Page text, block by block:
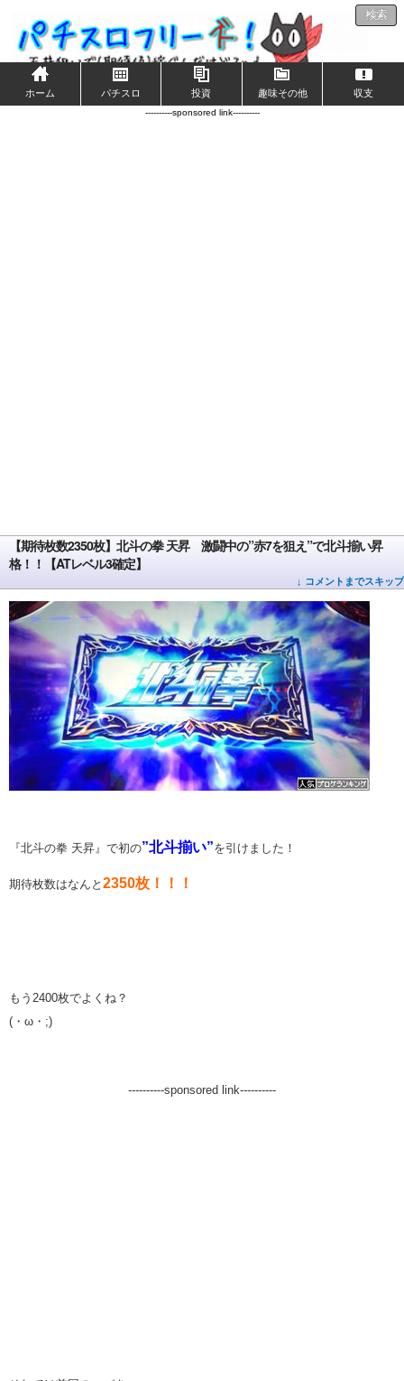
検索
ホーム パチスロ 投資 趣味その他 収支
----------sponsored link----------
【期待枚数2350枚】北斗の拳 天昇 激闘中の”赤7を狙え”で北斗揃い昇
格！！【ATレベル3確定】
↓ コメントまでスキップ
『北斗の拳 天昇』で初の”北斗揃い”を引けました！
期待枚数はなんと 2350枚！！！
もう2400枚でよくね？
(・ω・;)
----------sponsored link----------